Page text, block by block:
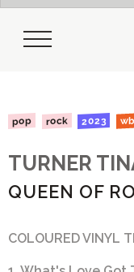
pop rock 2023 wb
TURNER
QUEEN OF
COLOURED VINYL